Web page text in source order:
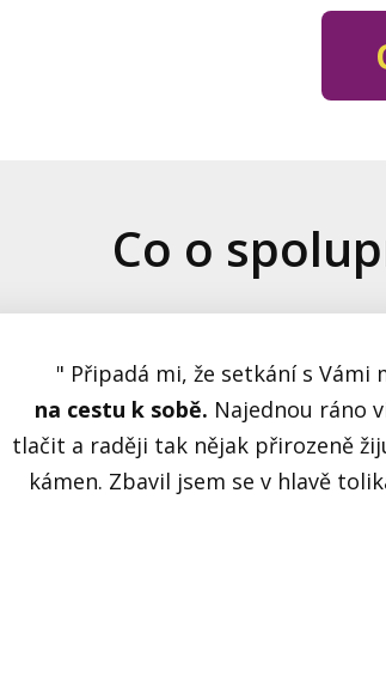
Co o
" Připadá mi, že setkání s Vámi
na cestu k sobě. Najednou ráno
tlačit a raději tak nějak přirozeně
kámen. Zbavil jsem se v hlavě